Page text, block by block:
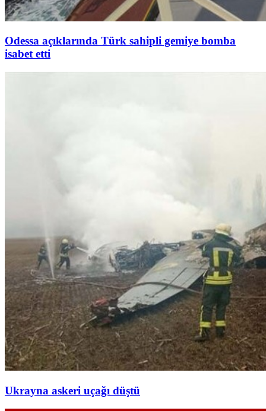
Odessa açıklarında Türk sahipli gemiye bomba
isabet etti
Ukrayna askeri uçağı düştü